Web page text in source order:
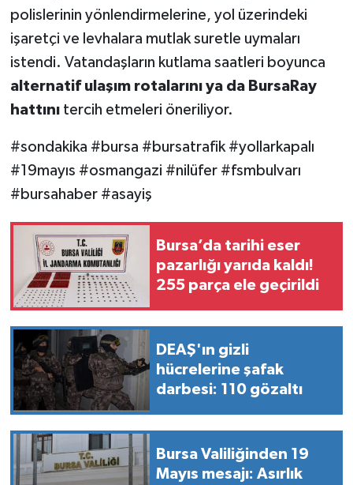
polislerinin yönlendirmelerine, yol üzerindeki
işaretçi ve levhalara mutlak suretle uymaları
istendi. Vatandaşların kutlama saatleri boyunca
alternatif ulaşım rotalarını ya da BursaRay
hattınıtercih etmeleri öneriliyor.
#sondakika #bursa #bursatrafik #yollarkapalı
#19mayıs #osmangazi #nilüfer #fsmbulvarı
#bursahaber #asayiş
Bursa’da tarihi eser
pazarlığı yarıda kaldı!
255 parça ele geçirildi
DEAŞ'ın gizli
hücrelerine şafak
darbesi: 110 gözaltı
Bursa Valiliğinden 19
Mayıs mesajı: Asırlık